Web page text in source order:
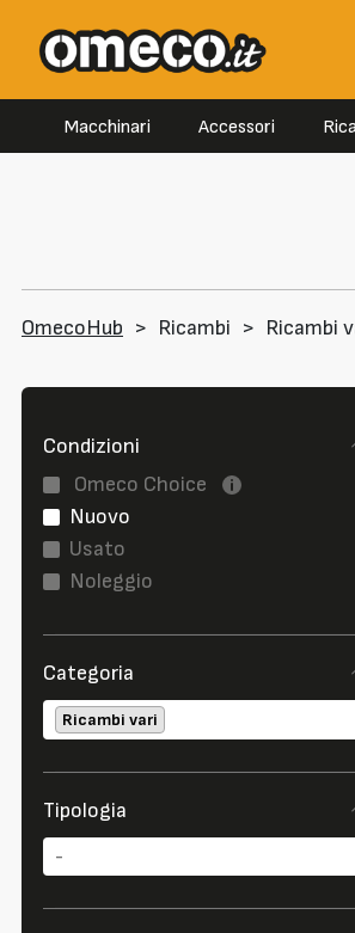
Macchinari Accessori
OmecoHub > Ricambi > Ricambi
Condizioni
Omeco Choice
Nuovo
Usato
Noleggio
Categoria
Ricambi vari
Tipologia